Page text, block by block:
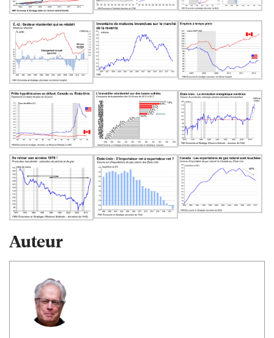
Auteur